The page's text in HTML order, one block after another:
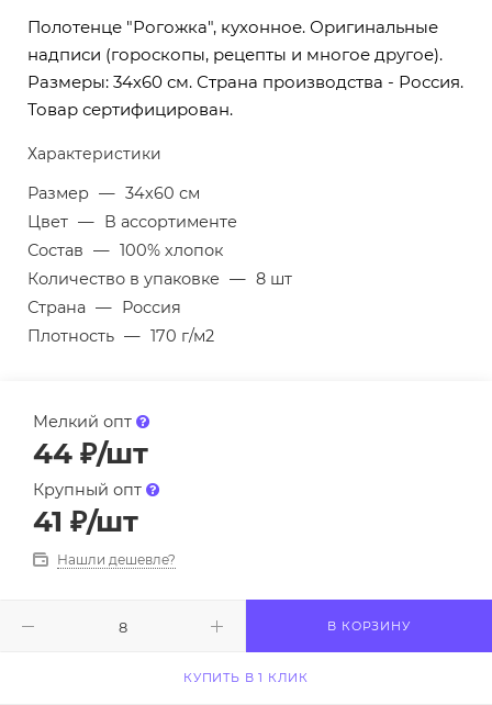
Полотенце "Рогожка", кухонное. Оригинальные
надписи (гороскопы, рецепты и многое другое).
Размеры: 34х60 см. Страна производства - Россия.
Товар сертифицирован.
Характеристики
Размер — 34х60 см
Цвет — В ассортименте
Состав — 100% хлопок
Количество в упаковке — 8 шт
Страна — Россия
Плотность — 170 г/м2
Мелкий опт
44 ₽/шт
Крупный опт
41 ₽/шт
Нашли дешевле?
В КОРЗИНУ
КУПИТЬ В 1 КЛИК